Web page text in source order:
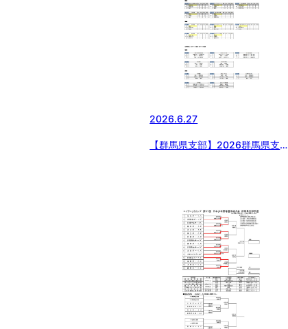
2026.6.27
【群馬県支部】2026群馬県支部